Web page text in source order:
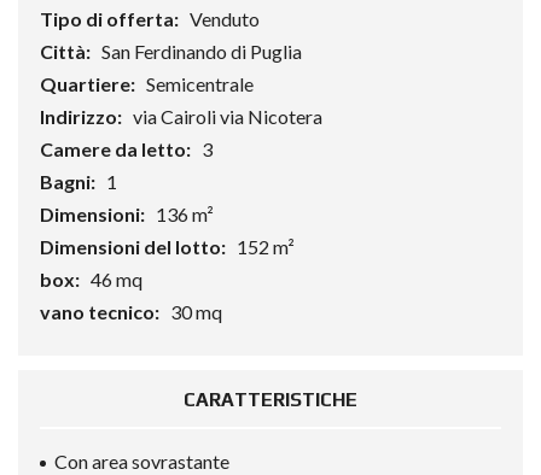
Tipo di offerta: Venduto
Città: San Ferdinando di Puglia
Quartiere: Semicentrale
Indirizzo: via Cairoli via Nicotera
Camere da letto: 3
Bagni: 1
Dimensioni: 136 m²
Dimensioni del lotto: 152 m²
box: 46 mq
vano tecnico: 30 mq
CARATTERISTICHE
Con area sovrastante